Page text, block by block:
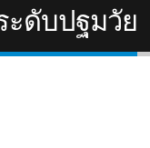
ดับปฐมวัย